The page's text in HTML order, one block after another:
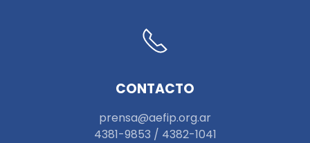
CONTACTO
prensa@aefip.org.ar
4381-9853 / 4382-1041